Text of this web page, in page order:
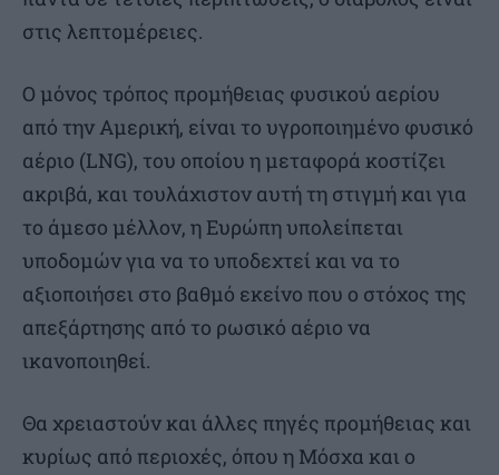
στις λεπτομέρειες.
Ο μόνος τρόπος προμήθειας φυσικού αερίου
από την Αμερική, είναι το υγροποιημένο φυσικό
αέριο (LNG), του οποίου η μεταφορά κοστίζει
ακριβά, και τουλάχιστον αυτή τη στιγμή και για
το άμεσο μέλλον, η Ευρώπη υπολείπεται
υποδομών για να το υποδεχτεί και να το
αξιοποιήσει στο βαθμό εκείνο που ο στόχος της
απεξάρτησης από το ρωσικό αέριο να
ικανοποιηθεί.
Θα χρειαστούν και άλλες πηγές προμήθειας και
κυρίως από περιοχές, όπου η Μόσχα και ο